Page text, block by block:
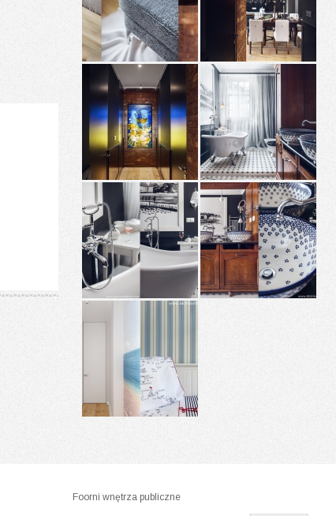
Foorni wnętrza publiczne